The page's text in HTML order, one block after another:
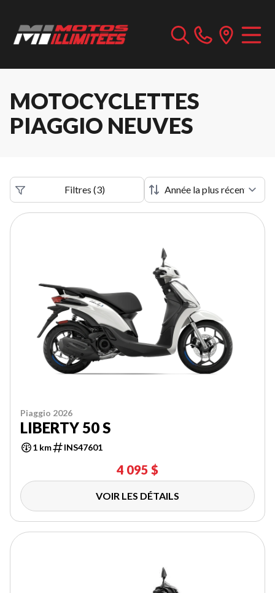
MOTOCYCLETTES
PIAGGIO NEUVES
Filtres (3)
Piaggio 2026
LIBERTY 50 S
1 km INS47601
4 095 $
VOIR LES DÉTAILS